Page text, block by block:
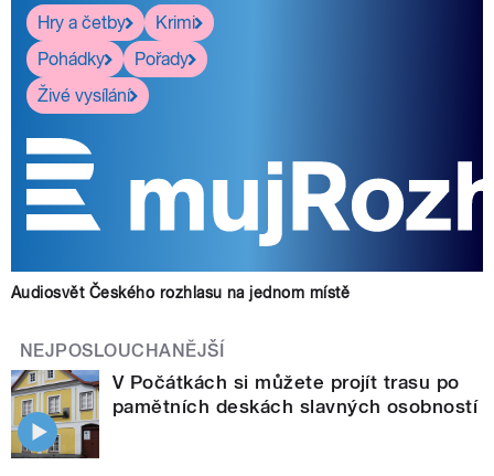
Hry a četby
Krimi
Pohádky
Pořady
Živé vysílání
Audiosvět Českého rozhlasu na jednom místě
NEJPOSLOUCHANĚJŠÍ
V Počátkách si můžete projít trasu po
pamětních deskách slavných osobností